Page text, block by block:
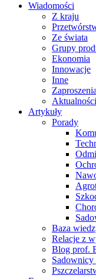
Wiadomości
Z kraju
Ze świata
Grupy
Ekonomia
Innowacje
Inne
Zaproszenia
Aktualności
Artykuły
Porady
Baza
Relacje z
Blog prof.
Sadownicy